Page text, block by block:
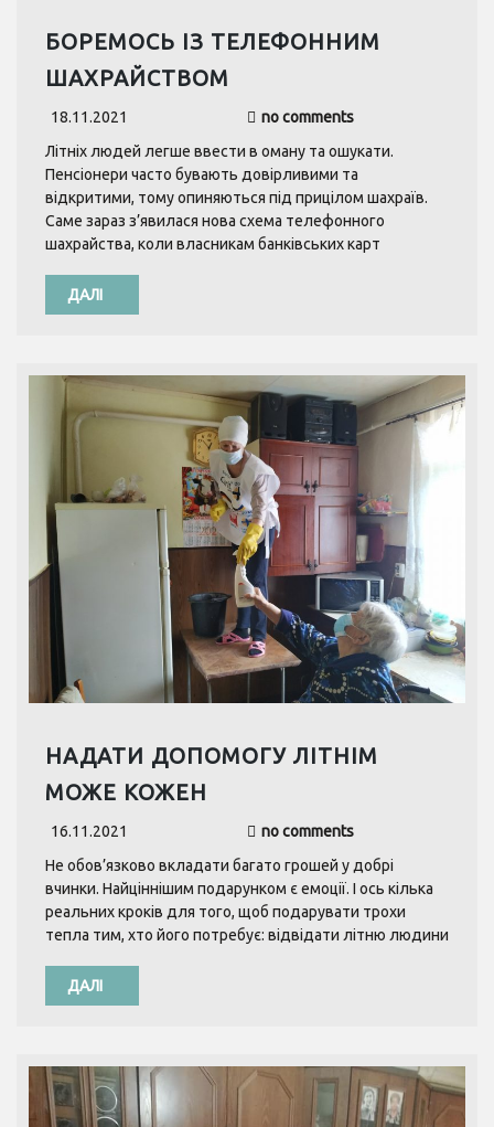
БОРЕМОСЬ ІЗ ТЕЛЕФОННИМ
ШАХРАЙСТВОМ
18.11.2021
no comments
Літніх людей легше ввести в оману та ошукати.
Пенсіонери часто бувають довірливими та
відкритими, тому опиняються під прицілом шахраїв.
Саме зараз з’явилася нова схема телефонного
шахрайства, коли власникам банківських карт
ДАЛІ
НАДАТИ ДОПОМОГУ ЛІТНІМ
МОЖЕ КОЖЕН
16.11.2021
no comments
Не обов’язково вкладати багато грошей у добрі
вчинки. Найціннішим подарунком є емоції. І ось кілька
реальних кроків для того, щоб подарувати трохи
тепла тим, хто його потребує: відвідати літню людини
ДАЛІ